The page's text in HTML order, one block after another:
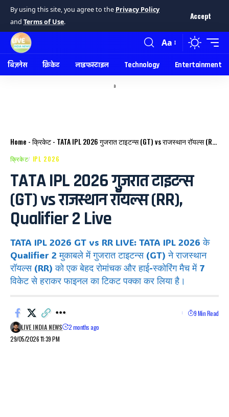
By using this site, you agree to the Privacy Policy
and Terms of Use.
Accept
Aa
बिज़नेस क्रिकेट लाइफस्टाइल Technology Entertainment
a
Home -क्रिकेट- TATA IPL 2026 गुजरात टाइटन्स (GT) vs राजस्थान रॉयल्स (RR), Qualifier 2 Live
क्रिकेट IPL 2026
TATA IPL 2026 गुजरात टाइटन्स
(GT) vs राजस्थान रॉयल्स (RR),
Qualifier 2 Live
TATA IPL 2026 GT vs RR LIVE: TATA IPL 2026 के
Qualifier 2 मुकाबले में गुजरात टाइटन्स (GT) ने राजस्थान
रॉयल्स (RR) को एक बेहद रोमांचक और हाई-स्कोरिंग मैच में 7
विकेट से हराकर फाइनल का टिकट पक्का कर लिया है।
29/05/2026 11:39 PM
LIVE INDIA NEWS 2 months ago
9 Min Read